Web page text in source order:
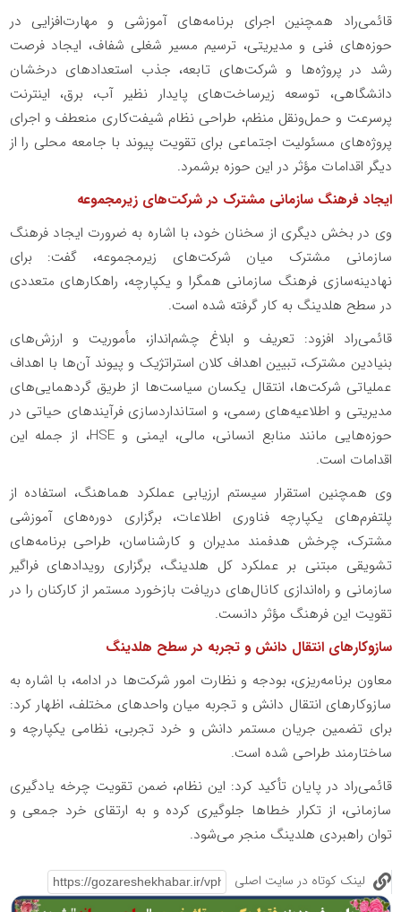
قائمی‌راد همچنین اجرای برنامه‌های آموزشی و مهارت‌افزایی در
حوزه‌های فنی و مدیریتی، ترسیم مسیر شغلی شفاف، ایجاد فرصت
رشد در پروژه‌ها و شرکت‌های تابعه، جذب استعدادهای درخشان
دانشگاهی، توسعه زیرساخت‌های پایدار نظیر آب، برق، اینترنت
پرسرعت و حمل‌ونقل منظم، طراحی نظام شیفت‌کاری منعطف و اجرای
پروژه‌های مسئولیت اجتماعی برای تقویت پیوند با جامعه محلی را از
دیگر اقدامات مؤثر در این حوزه برشمرد.
ایجاد فرهنگ سازمانی مشترک در شرکت‌های زیرمجموعه
وی در بخش دیگری از سخنان خود، با اشاره به ضرورت ایجاد فرهنگ
سازمانی مشترک میان شرکت‌های زیرمجموعه، گفت: برای
نهادینه‌سازی فرهنگ سازمانی همگرا و یکپارچه، راهکارهای متعددی
در سطح هلدینگ به کار گرفته شده است.
قائمی‌راد افزود: تعریف و ابلاغ چشم‌انداز، مأموریت و ارزش‌های
بنیادین مشترک، تبیین اهداف کلان استراتژیک و پیوند آن‌ها با اهداف
عملیاتی شرکت‌ها، انتقال یکسان سیاست‌ها از طریق گردهمایی‌های
مدیریتی و اطلاعیه‌های رسمی، و استانداردسازی فرآیندهای حیاتی در
حوزه‌هایی مانند منابع انسانی، مالی، ایمنی و HSE، از جمله این
اقدامات است.
وی همچنین استقرار سیستم ارزیابی عملکرد هماهنگ، استفاده از
پلتفرم‌های یکپارچه فناوری اطلاعات، برگزاری دوره‌های آموزشی
مشترک، چرخش هدفمند مدیران و کارشناسان، طراحی برنامه‌های
تشویقی مبتنی بر عملکرد کل هلدینگ، برگزاری رویدادهای فراگیر
سازمانی و راه‌اندازی کانال‌های دریافت بازخورد مستمر از کارکنان را در
تقویت این فرهنگ مؤثر دانست.
سازوکارهای انتقال دانش و تجربه در سطح هلدینگ
معاون برنامه‌ریزی، بودجه و نظارت امور شرکت‌ها در ادامه، با اشاره به
سازوکارهای انتقال دانش و تجربه میان واحدهای مختلف، اظهار کرد:
برای تضمین جریان مستمر دانش و خرد تجربی، نظامی یکپارچه و
ساختارمند طراحی شده است.
قائمی‌راد در پایان تأکید کرد: این نظام، ضمن تقویت چرخه یادگیری
سازمانی، از تکرار خطاها جلوگیری کرده و به ارتقای خرد جمعی و
توان راهبردی هلدینگ منجر می‌شود.
لینک کوتاه در سایت اصلی